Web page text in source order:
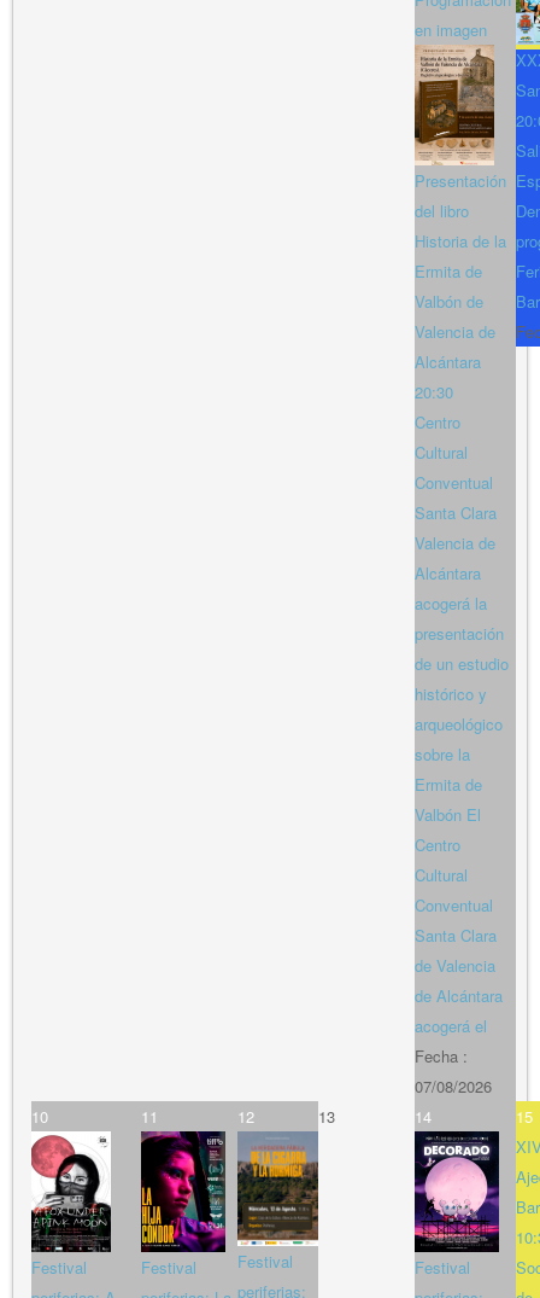
en imagen
Presentación
del libro
Historia de la
Ermita de
Valbón de
Valencia de
Alcántara
20:30
Centro
Cultural
Conventual
Santa Clara
Valencia de
Alcántara
acogerá la
presentación
de un estudio
histórico y
arqueológico
sobre la
Ermita de
Valbón El
Centro
Cultural
Conventual
Santa Clara
de Valencia
de Alcántara
acogerá el
Fecha :
07/08/2026
10
Festival
11
Festival
12
Festival
periferias:
13 14
Festival
15